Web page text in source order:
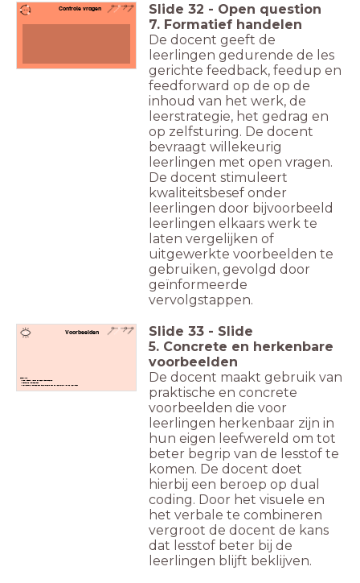
Controle vragen Slide 32 - Open question
7. Formatief handelen
De docent geeft de
leerlingen gedurende de les
gerichte feedback, feedup en
feedforward op de op de
inhoud van het werk, de
leerstrategie, het gedrag en
op zelfsturing. De docent
bevraagt willekeurig
leerlingen met open vragen.
De docent stimuleert
kwaliteitsbesef onder
leerlingen door bijvoorbeeld
leerlingen elkaars werk te
laten vergelijken of
uitgewerkte voorbeelden te
gebruiken, gevolgd door
geïnformeerde
vervolgstappen.
Voorbeelden
Checklist:
Dual Coding (woord en beeld combineren)
Concrete voorbeelden
Herkenbare voorbeelden gerelateerd aan de leefwereld van de leerlingen
Slide 33 - Slide
5. Concrete en herkenbare
voorbeelden
De docent maakt gebruik van
praktische en concrete
voorbeelden die voor
leerlingen herkenbaar zijn in
hun eigen leefwereld om tot
beter begrip van de lesstof te
komen. De docent doet
hierbij een beroep op dual
coding. Door het visuele en
het verbale te combineren
vergroot de docent de kans
dat lesstof beter bij de
leerlingen blijft beklijven.